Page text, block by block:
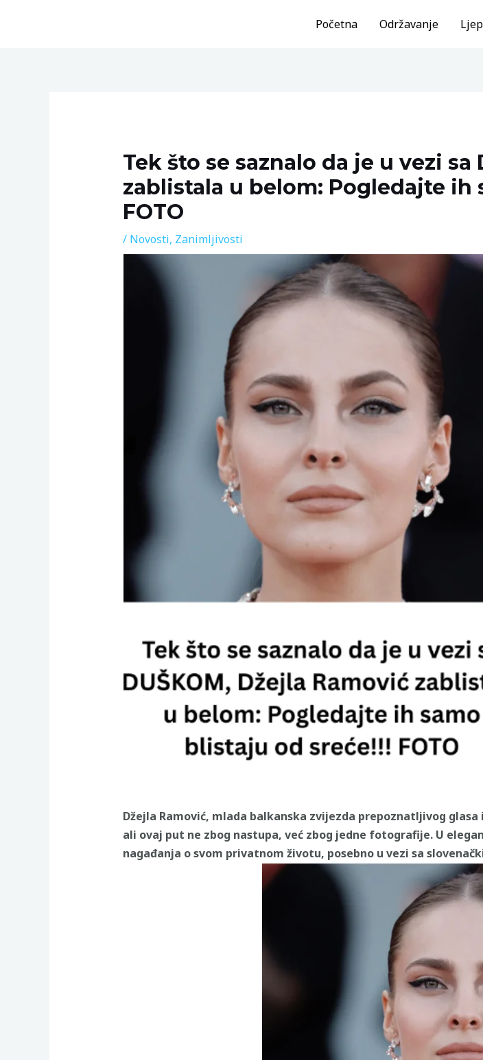
Početna Održavanje
Tek što se saznalo da je u vezi sa
zablistala u belom: Pogledajte ih
FOTO
/ Novosti, Zanimljivosti
Džejla Ramović, mlada balkanska zvijezda prepoznatljivog
ali ovaj put ne zbog nastupa, već zbog jedne fotografije. U
nagađanja o svom privatnom životu, posebno u vezi sa